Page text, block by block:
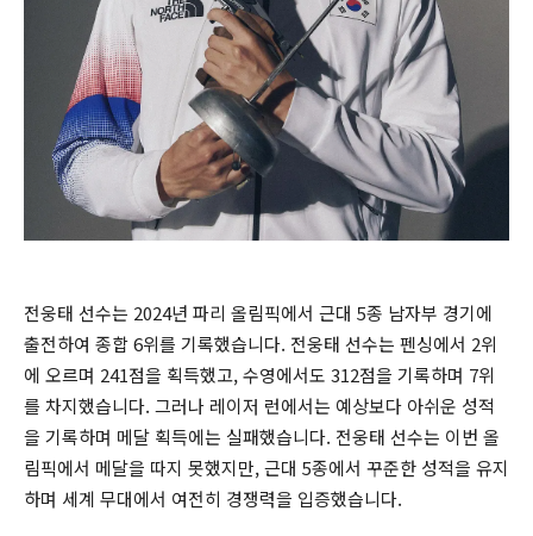
전웅태 선수는 2024년 파리 올림픽에서 근대 5종 남자부 경기에
출전하여 종합 6위를 기록했습니다. 전웅태 선수는 펜싱에서 2위
에 오르며 241점을 획득했고, 수영에서도 312점을 기록하며 7위
를 차지했습니다. 그러나 레이저 런에서는 예상보다 아쉬운 성적
을 기록하며 메달 획득에는 실패했습니다. 전웅태 선수는 이번 올
림픽에서 메달을 따지 못했지만, 근대 5종에서 꾸준한 성적을 유지
하며 세계 무대에서 여전히 경쟁력을 입증했습니다.